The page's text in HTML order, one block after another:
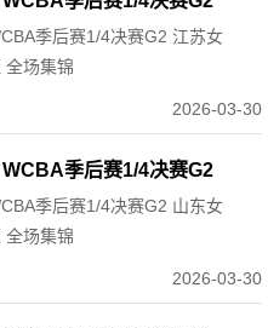
莞女篮 全场集锦
季后赛1/4决赛G2 江苏女
全场集锦
2026-03-30
季后赛1/4决赛G2
疆女篮 全场集锦
季后赛1/4决赛G2 山东女
全场集锦
2026-03-30